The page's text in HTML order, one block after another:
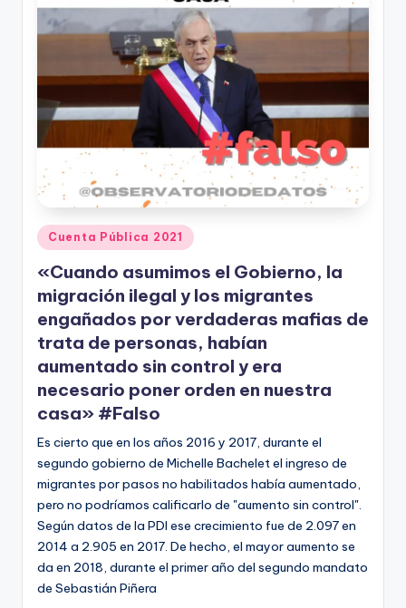
Publicado
en
Cuenta Pública 2021
«Cuando asumimos el Gobierno, la
migración ilegal y los migrantes
engañados por verdaderas mafias de
trata de personas, habían
aumentado sin control y era
necesario poner orden en nuestra
casa» #Falso
Es cierto que en los años 2016 y 2017, durante el
segundo gobierno de Michelle Bachelet el ingreso de
migrantes por pasos no habilitados había aumentado,
pero no podríamos calificarlo de "aumento sin control".
Según datos de la PDI ese crecimiento fue de 2.097 en
2014 a 2.905 en 2017. De hecho, el mayor aumento se
da en 2018, durante el primer año del segundo mandato
de Sebastián Piñera